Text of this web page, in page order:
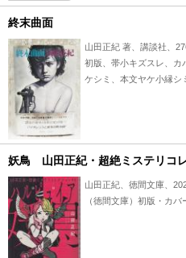
終末曲面
山田正紀 著、講談社、
初版、帯小キズスレ、カ
ケシミ、本文ヤケ小縁シ
妖鳥 山田正紀・超絶ミステリコ
山田正紀、徳間文庫、
（徳間文庫）初版・カバ